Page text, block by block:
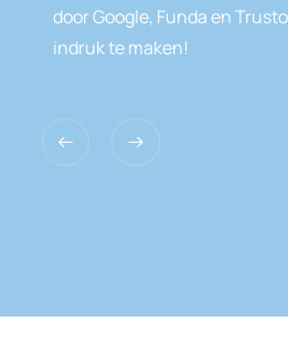
door Google, Funda en
indruk te maken!